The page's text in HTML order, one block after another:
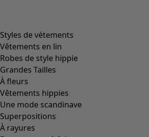
Styles de vétements
Vêtements en lin
Robes de style hippie
Grandes Tailles
À fleurs
Vêtements hippies
Une mode scandinave
Superpositions
À rayures